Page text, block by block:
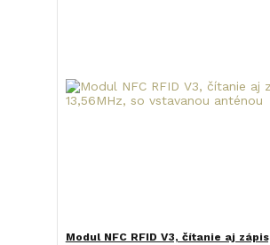
Modul NFC RFID V3, čítanie aj